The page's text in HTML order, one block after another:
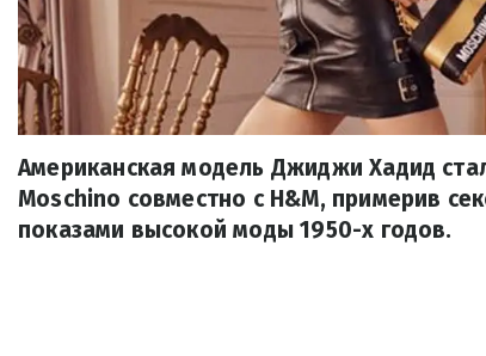
Американская модель Джиджи Хадид
Moschino совместно с H&M, примерив
показами высокой моды 1950-х годов.